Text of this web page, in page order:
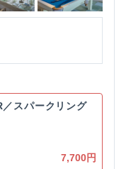
／スパークリング
7,700円